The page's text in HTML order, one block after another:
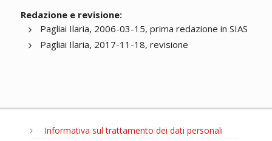
Redazione e revisione:
Pagliai Ilaria, 2006-03-15, prima redazione in SIAS
Pagliai Ilaria, 2017-11-18, revisione
Informativa sul trattamento dei dati personali